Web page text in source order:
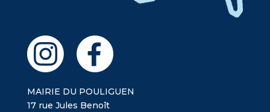
MAIRIE DU POULIGUEN
17 rue Jules Benoît